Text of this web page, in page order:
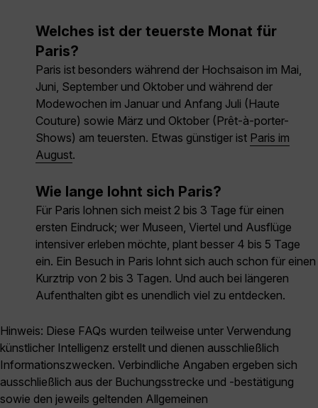
Welches ist der teuerste Monat für
Paris?
Paris ist besonders während der Hochsaison im Mai,
Juni, September und Oktober und während der
Modewochen im Januar und Anfang Juli (Haute
Couture) sowie März und Oktober (Prêt-à-porter-
Shows) am teuersten. Etwas günstiger ist Paris im
August.
Wie lange lohnt sich Paris?
Für Paris lohnen sich meist 2 bis 3 Tage für einen
ersten Eindruck; wer Museen, Viertel und Ausflüge
intensiver erleben möchte, plant besser 4 bis 5 Tage
ein. Ein Besuch in Paris lohnt sich auch schon für einen
Kurztrip von 2 bis 3 Tagen. Und auch bei längeren
Aufenthalten gibt es unendlich viel zu entdecken.
Hinweis: Diese FAQs wurden teilweise unter Verwendung
künstlicher Intelligenz erstellt und dienen ausschließlich
Informationszwecken. Verbindliche Angaben ergeben sich
ausschließlich aus der Buchungsstrecke und -bestätigung
sowie den jeweils geltenden Allgemeinen